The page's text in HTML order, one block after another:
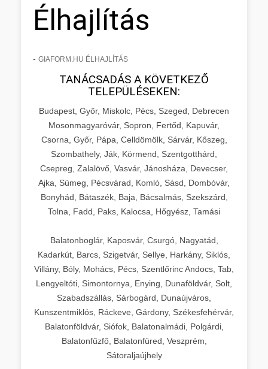
Élhajlítás
- GIAFORM.HU ÉLHAJLÍTÁS
TANÁCSADÁS A KÖVETKEZŐ
TELEPÜLÉSEKEN:
Budapest, Győr, Miskolc, Pécs, Szeged, Debrecen
Mosonmagyaróvár, Sopron, Fertőd, Kapuvár,
Csorna, Győr, Pápa, Celldömölk, Sárvár, Kőszeg,
Szombathely, Ják, Körmend, Szentgotthárd,
Csepreg, Zalalövő, Vasvár, Jánosháza, Devecser,
Ajka, Sümeg, Pécsvárad, Komló, Sásd, Dombóvár,
Bonyhád, Bátaszék, Baja, Bácsalmás, Szekszárd,
Tolna, Fadd, Paks, Kalocsa, Hőgyész, Tamási
Balatonboglár, Kaposvár, Csurgó, Nagyatád,
Kadarkút, Barcs, Szigetvár, Sellye, Harkány, Siklós,
Villány, Bóly, Mohács, Pécs, Szentlőrinc Andocs, Tab,
Lengyeltóti, Simontornya, Enying, Dunaföldvár, Solt,
Szabadszállás, Sárbogárd, Dunaújváros,
Kunszentmiklós, Ráckeve, Gárdony, Székesfehérvár,
Balatonföldvár, Siófok, Balatonalmádi, Polgárdi,
Balatonfűzfő, Balatonfüred, Veszprém,
Sátoraljaújhely